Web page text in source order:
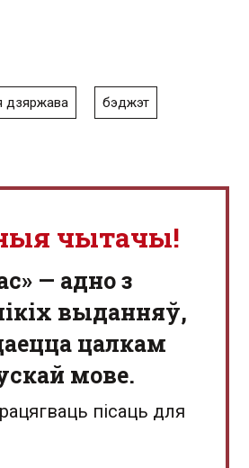
дзяржава бэджэт
чытачы!
— адно з
выданняў,
цалкам
мове.
пісаць для